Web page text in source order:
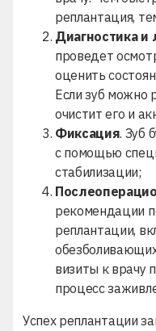
реплантация,
Диагностика и
проведет
оценить
Если зуб можно
очистит его и
Фиксация. Зуб
с помощью
стабилизации;
рекомендации
реплантации,
визиты к врачу
процесс
Успех реплантации